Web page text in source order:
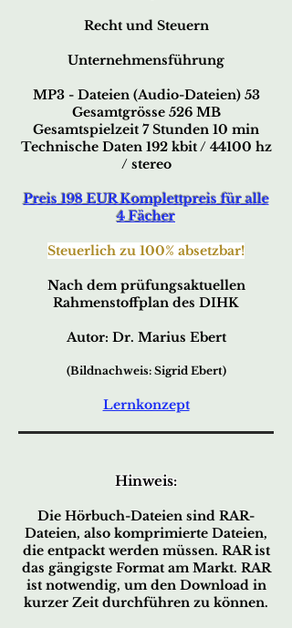
Recht und Steuern
Unternehmensführung
MP3 - Dateien (Audio-Dateien) 53
Gesamtgrösse 526 MB
Gesamtspielzeit 7 Stunden 10 min
Technische Daten 192 kbit / 44100 hz
/ stereo
Preis 198 EUR Komplettpreis für alle
4 Fächer
Steuerlich zu 100% absetzbar!
Nach dem prüfungsaktuellen
Rahmenstoffplan des DIHK
Autor: Dr. Marius Ebert
(Bildnachweis: Sigrid Ebert)
Lernkonzept
Hinweis:
Die Hörbuch-Dateien sind RAR-
Dateien, also komprimierte Dateien,
die entpackt werden müssen. RAR ist
das gängigste Format am Markt. RAR
ist notwendig, um den Download in
kurzer Zeit durchführen zu können.